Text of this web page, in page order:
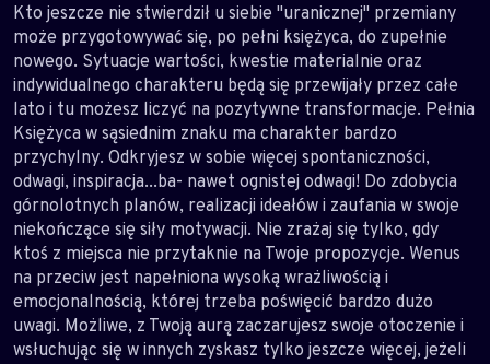
Kto jeszcze nie stwierdził u siebie "uranicznej" przemiany
może przygotowywać się, po pełni księżyca, do zupełnie
nowego. Sytuacje wartości, kwestie materialnie oraz
indywidualnego charakteru będą się przewijały przez całe
lato i tu możesz liczyć na pozytywne transformacje. Pełnia
Księżyca w sąsiednim znaku ma charakter bardzo
przychylny. Odkryjesz w sobie więcej spontaniczności,
odwagi, inspiracja...ba- nawet ognistej odwagi! Do zdobycia
górnolotnych planów, realizacji ideałów i zaufania w swoje
niekończące się siły motywacji. Nie zrażaj się tylko, gdy
ktoś z miejsca nie przytaknie na Twoje propozycje. Wenus
na przeciw jest napełniona wysoką wrażliwością i
emocjonalnością, której trzeba poświęcić bardzo dużo
uwagi. Możliwe, z Twoją aurą zaczarujesz swoje otoczenie i
wsłuchując się w innych zyskasz tylko jeszcze więcej, jeżeli